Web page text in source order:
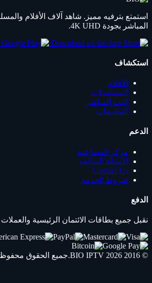
استمتع بترفيه مميز. شاهد آلاف الأفلام
المباشر بجودة 4K UHD.
استكشاف
الأفلام
المسلسلات
البث المباشر
التطبيقات
الدعم
مركز المساعدة
الأسئلة الشائعة
Contact Us
شروط الخدمة
الدفع
نقبل جميع بطاقات الائتمان الرئيسية
© 2016 2026
BIO IPTV .جميع الحقوق